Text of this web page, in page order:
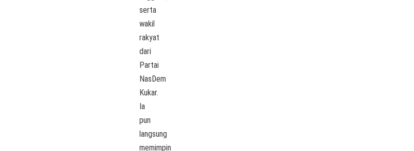
serta
wakil
rakyat
dari
Partai
NasDem
Kukar.
Ia
pun
langsung
memimpin